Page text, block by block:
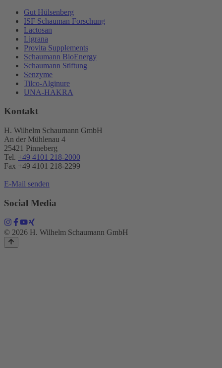
Gut Hülsenberg
ISF Schauman Forschung
Lactosan
Ligrana
Provita Supplements
Schaumann BioEnergy
Schaumann Stiftung
Senzyme
Tilco-Alginure
UNA-HAKRA
Kontakt
H. Wilhelm Schaumann GmbH
An der Mühlenau 4
25421 Pinneberg
Tel. +49 4101 218-2000
Fax +49 4101 218​-2299
E-Mail senden
Social Media
© 2026 H. Wilhelm Schaumann GmbH